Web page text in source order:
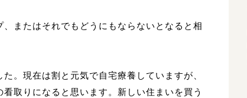
またはそれでもどうにもならないとなると相
。現在は割と元気で自宅療養していますが、
取りになると思います。新しい住まいを買う